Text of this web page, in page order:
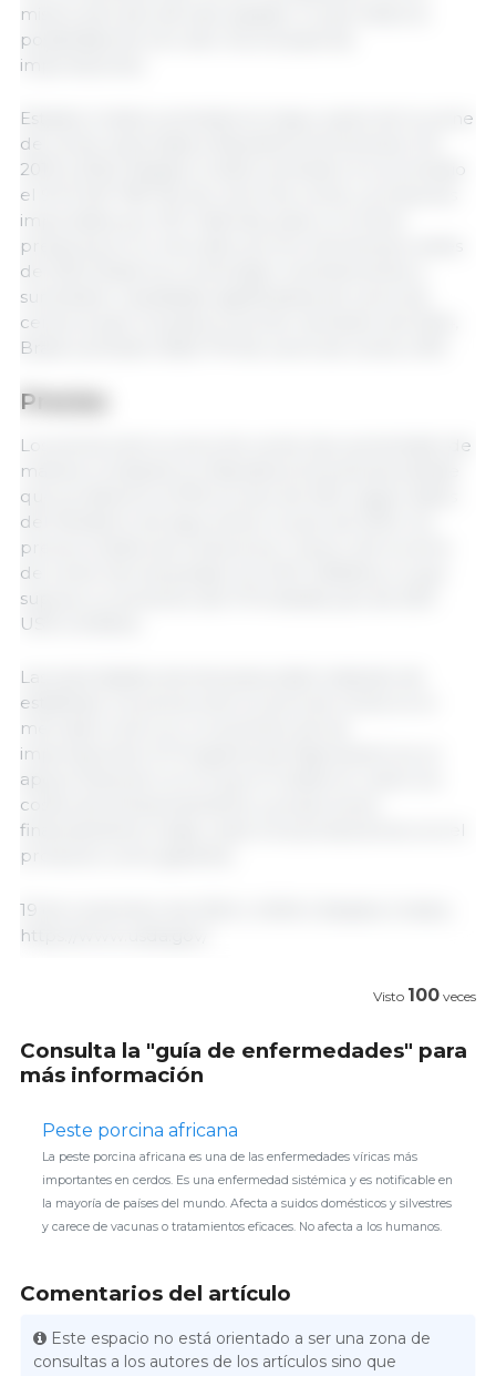
mismo período del año pasado, lo que indica la
posibilidad de otro año récord para las
importaciones.
Estados Unidos suministra la mayor parte de la carne
de cerdo importada a República Dominicana. De
2019 a 2023, Estados Unidos suministró en promedio
el 94 % (61 748 TM) de carne de cerdo y productos
importados por RD. Además, pese a no tener
presencia en el mercado porcino dominicano antes
de 2023, Brasil ha comenzado recientemente a
suministrar cantidades significativas de carne de
cerdo al país. Durante el primer semestre de 2024,
Brasil suministró 6642 TM de carne de cerdo a RD.
Precios
Los precios de la carne de cerdo han aumentado de
manera constante en República Dominicana desde
que se detectó la PPA en julio de 2021, según datos
del Ministerio de Agricultura. A junio de 2024, los
precios medios de venta al por menor de la carne
de cerdo han alcanzado los USD 2,36/libra, lo que
supone un aumento del 10 % desde julio de 2021
USD 2,14/libra.
Las autoridades dominicanas están tratando de
estabilizar los precios de la carne de cerdo en el
mercado local con un aumento de las
importaciones. El
apoyo financiero en el que el Gobierno cubre los
costos de almacenamiento y proporciona
financiamiento a bajo costo a los productores con el
producto como garantía.
19 de noviembre de 2024 | USDA | Estados Unidos.
https://www.usda.gov/
Visto 100 veces
Consulta la "guía de enfermedades" para
más información
Peste porcina africana
La peste porcina africana es una de las enfermedades víricas más
importantes en cerdos. Es una enfermedad sistémica y es notificable en
la mayoría de países del mundo. Afecta a suidos domésticos y silvestres
y carece de vacunas o tratamientos eficaces. No afecta a los humanos.
Comentarios del artículo
Este espacio no está orientado a ser una zona de
consultas a los autores de los artículos sino que